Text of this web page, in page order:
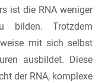
ist die RNA weniger
bilden. Trotzdem
mit sich selbst
ausbildet. Diese
der RNA, komplexe